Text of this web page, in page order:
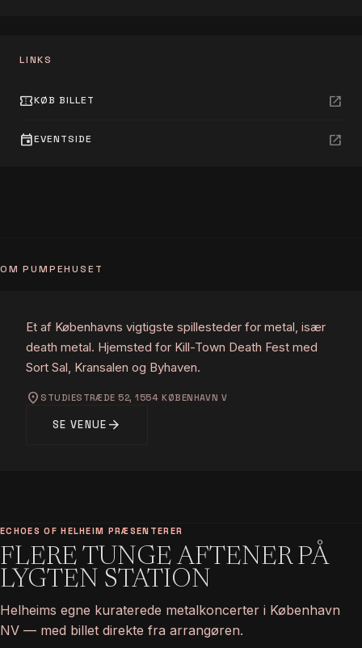
LINKS
confirmation_numberKØB BILLET open_in_new
eventEVENTSIDE open_in_new
OM PUMPEHUSET
Et af Københavns vigtigste spillesteder for metal, især
death metal. Hjemsted for Kill-Town Death Fest med
Sort Sal, Kransalen og Byhaven.
location_on STUDIESTRÆDE 52, 1554 KØBENHAVN V
SE VENUE arrow_forward
ECHOES OF HELHEIM PRÆSENTERER
FLERE TUNGE AFTENER PÅ
LYGTEN STATION
Helheims egne kuraterede metalkoncerter i København
NV — med billet direkte fra arrangøren.